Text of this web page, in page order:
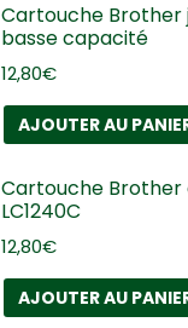
Cartouche Brother
basse capacité
12,80€
AJOUTER AU
Cartouche
LC1240C
12,80€
AJOUTER AU